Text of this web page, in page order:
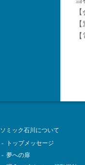
ソミック石川について
－ トップメッセージ
－ 夢への扉